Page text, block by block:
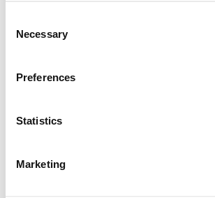
Selection
Necessary
Preferences
Statistics
Marketing
TILBUD
TYGGEGUMMI